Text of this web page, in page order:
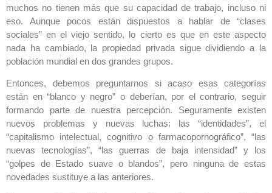
muchos no tienen más que su capacidad de trabajo, incluso ni
eso. Aunque pocos están dispuestos a hablar de “clases
sociales” en el viejo sentido, lo cierto es que en este aspecto
nada ha cambiado, la propiedad privada sigue dividiendo a la
población mundial en dos grandes grupos.
Entonces, debemos preguntarnos si acaso esas categorías
están en “blanco y negro” o deberían, por el contrario, seguir
formando parte de nuestra percepción. Seguramente existen
nuevos problemas y nuevas luchas: las “identidades”, el
“capitalismo intelectual, cognitivo o farmacopornográfico”, “las
nuevas tecnologías”, “las guerras de baja intensidad” y los
“golpes de Estado suave o blandos”, pero ninguna de estas
novedades sustituye a las anteriores.